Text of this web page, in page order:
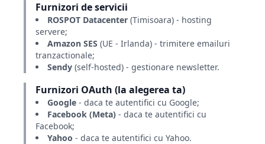
Furnizori de servicii
ROSPOT Datacenter (Timisoara) - hosting
servere;
Amazon SES (UE - Irlanda) - trimitere emailuri
tranzactionale;
Sendy (self-hosted) - gestionare newsletter.
Furnizori OAuth (la alegerea ta)
Google - daca te autentifici cu Google;
Facebook (Meta) - daca te autentifici cu
Facebook;
Yahoo - daca te autentifici cu Yahoo.